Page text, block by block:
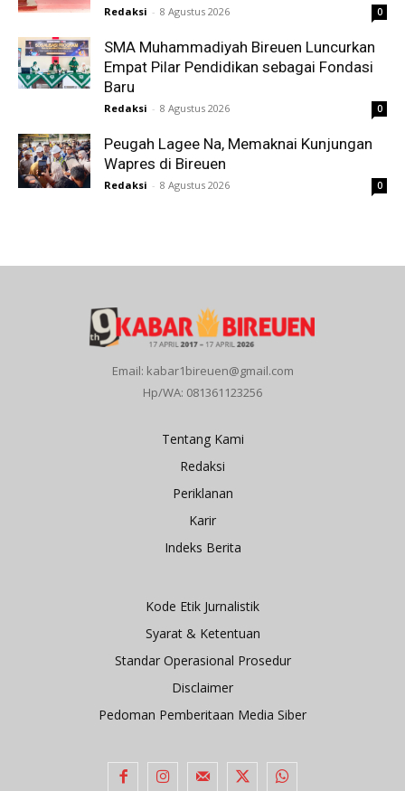
Redaksi - 8 Agustus 2026 0
SMA Muhammadiyah Bireuen Luncurkan
Empat Pilar Pendidikan sebagai Fondasi
Baru
Redaksi - 8 Agustus 2026 0
Peugah Lagee Na, Memaknai Kunjungan
Wapres di Bireuen
Redaksi - 8 Agustus 2026 0
Email: kabar1bireuen@gmail.com
Hp/WA: 081361123256
Tentang Kami
Redaksi
Periklanan
Karir
Indeks Berita
Kode Etik Jurnalistik
Syarat & Ketentuan
Standar Operasional Prosedur
Disclaimer
Pedoman Pemberitaan Media Siber